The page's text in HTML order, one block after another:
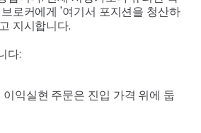
로커에게 '여기서 포지션을 청산하
지시합니다.
다:
익실현 주문은 진입 가격 위에 둡